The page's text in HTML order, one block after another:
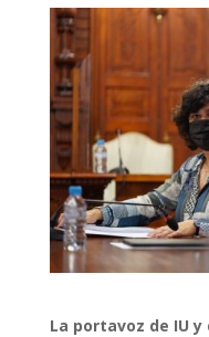
La portavoz de IU